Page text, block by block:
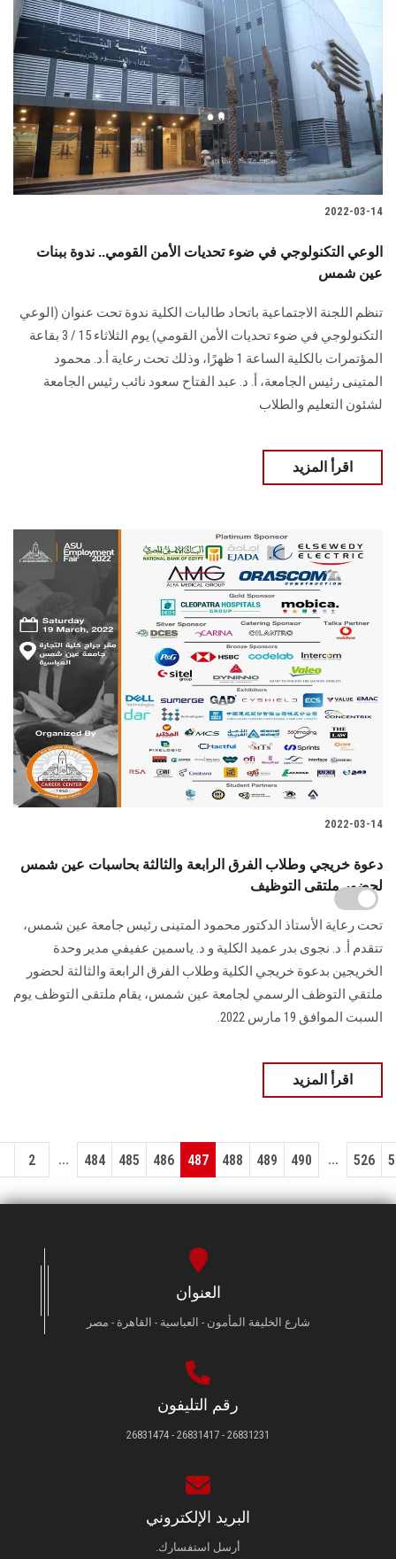
2022-03-14
الوعي التكنولوجي في ضوء تحديات الأمن القومي.. ندوة ببنات
عين شمس
تنظم اللجنة الاجتماعية باتحاد طالبات الكلية ندوة تحت عنوان (الوعي
التكنولوجي في ضوء تحديات الأمن القومي) يوم الثلاثاء 15 / 3 بقاعة
المؤتمرات بالكلية الساعة 1 ظهرًا، وذلك تحت رعاية أ.د. محمود
المتينى رئيس الجامعة، أ. د. عبد الفتاح سعود نائب رئيس الجامعة
لشئون التعليم والطلاب
اقرأ المزيد
2022-03-14
دعوة خريجي وطلاب الفرق الرابعة والثالثة بحاسبات عين شمس
لحضور ملتقى التوظيف
تحت رعاية الأستاذ الدكتور محمود المتينى رئيس جامعة عين شمس،
تتقدم أ. د. نجوى بدر عميد الكلية و د. ياسمين عفيفي مدير وحدة
الخريجين بدعوة خريجي الكلية وطلاب الفرق الرابعة والثالثة لحضور
ملتقي التوظف الرسمي لجامعة عين شمس، يقام ملتقى التوظف يوم
السبت الموافق 19 مارس 2022.
اقرأ المزيد
2 ... 484 485 486 487 488 489 490 ... 526
العنوان
شارع الخليفة المأمون - العباسية - القاهرة - مصر
رقم التليفون
26831231 - 26831417 - 26831474
البريد الإلكتروني
أرسل استفسارك.